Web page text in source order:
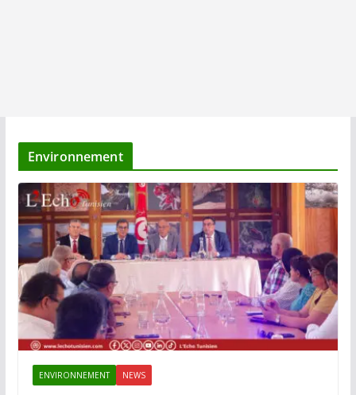
Environnement
ENVIRONNEMENT NEWS